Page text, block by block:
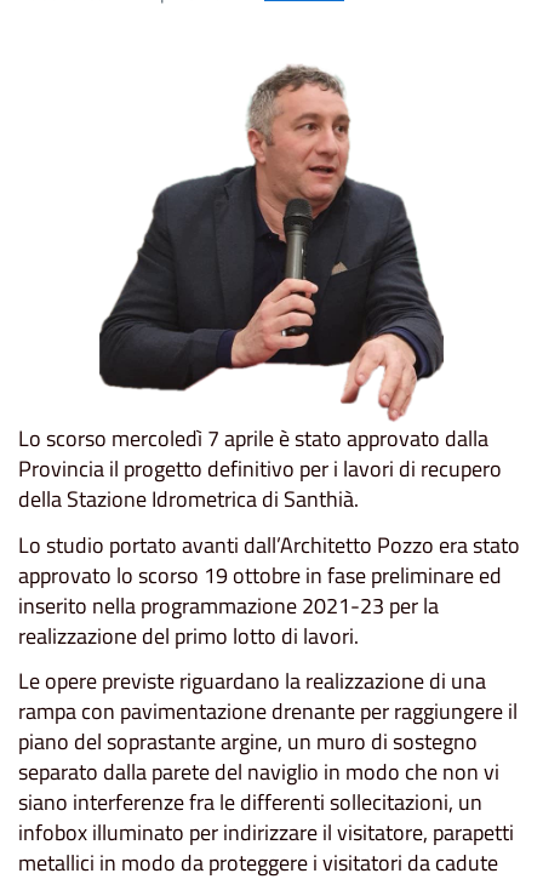
Lo scorso mercoledì 7 aprile è stato approvato dalla
Provincia il progetto definitivo per i lavori di recupero
della Stazione Idrometrica di Santhià.
Lo studio portato avanti dall’Architetto Pozzo era stato
approvato lo scorso 19 ottobre in fase preliminare ed
inserito nella programmazione 2021-23 per la
realizzazione del primo lotto di lavori.
Le opere previste riguardano la realizzazione di una
rampa con pavimentazione drenante per raggiungere il
piano del soprastante argine, un muro di sostegno
separato dalla parete del naviglio in modo che non vi
siano interferenze fra le differenti sollecitazioni, un
infobox illuminato per indirizzare il visitatore, parapetti
metallici in modo da proteggere i visitatori da cadute